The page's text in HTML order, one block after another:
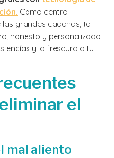
Como centro
grandes cadenas, te
honesto y personalizado
encías y la frescura a tu
el
mal aliento